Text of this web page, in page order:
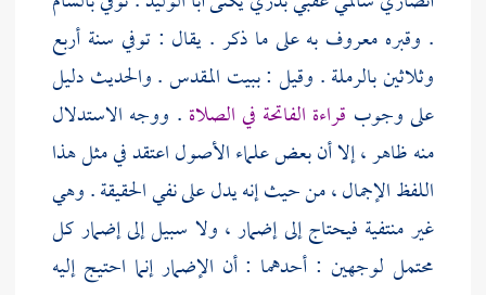
. وقبره معروف به على ما ذكر . يقال : توفي سنة أربع
وثلاثينبالرملة. وقيل :ببيت المقدس. والحديث دليل
على وجوب قراءة الفاتحة في الصلاة . ووجه الاستدلال
منه ظاهر ، إلا أن بعض علماء الأصول اعتقد في مثل هذا
اللفظ الإجمال ، من حيث إنه يدل على نفي الحقيقة . وهي
غير منتفية فيحتاج إلى إضمار ، ولا سبيل إلى إضمار كل
محتمل لوجهين : أحدهما : أن الإضمار إنما احتيج إليه